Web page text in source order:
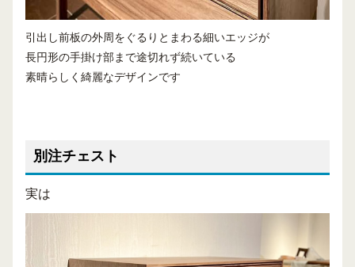
引出し前板の外周をぐるりとまわる細いエッジが
長円形の手掛け部まで途切れず続いている
素晴らしく綺麗なデザインです
別注チェスト
実は